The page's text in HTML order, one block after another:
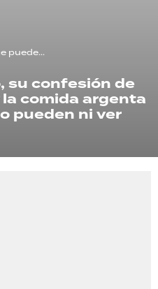
puede...
su confesión de
comida argenta
pueden ni ver